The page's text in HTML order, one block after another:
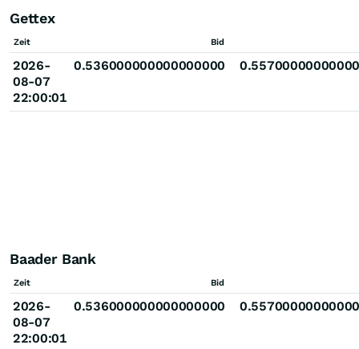
Gettex
Zeit Bid
2026-
08-07
22:00:01
0.536000000000000000
Baader Bank
Zeit Bid
2026-
08-07
22:00:01
0.536000000000000000